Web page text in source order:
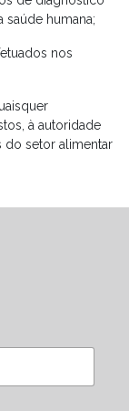
saúde humana;
nos
à autoridade
do setor alimentar